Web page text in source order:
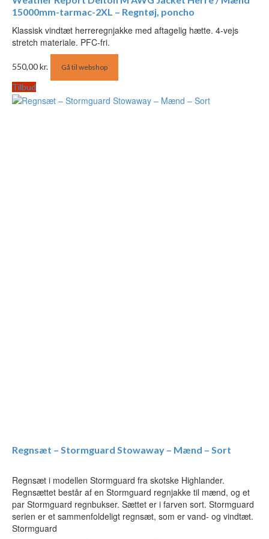
15000mm-tarmac-2XL – Regntøj, poncho
Klassisk vindtæt herreregnjakke med aftagelig hætte. 4-vejs
stretch materiale. PFC-fri.
550,00kr. Gå til webshop
Tilbud
Regnsæt – Stormguard Stowaway – Mænd – Sort
Regnsæt i modellen Stormguard fra skotske Highlander.
Regnsættet består af en Stormguard regnjakke til mænd, og et
par Stormguard regnbukser. Sættet er i farven sort. Stormguard
serien er et sammenfoldeligt regnsæt, som er vand- og vindtæt.
Stormguard